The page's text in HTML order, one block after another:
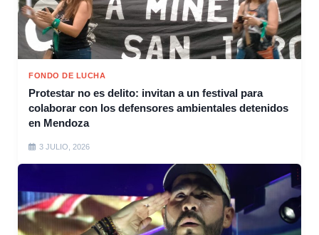
FONDO DE LUCHA
Protestar no es delito: invitan a un festival para
colaborar con los defensores ambientales detenidos
en Mendoza
3 JULIO, 2026